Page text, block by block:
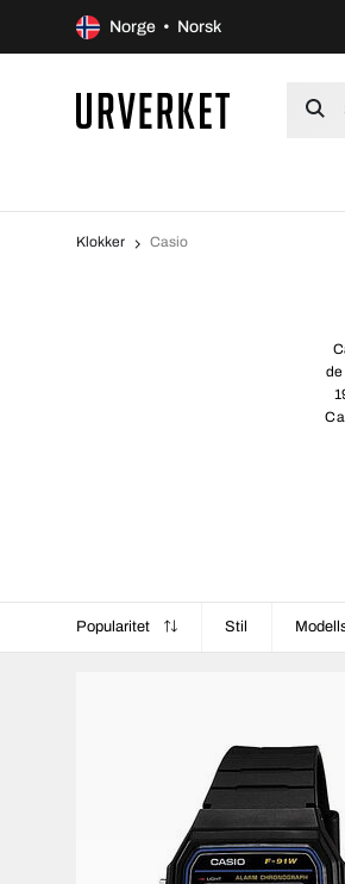
Norge • Norsk
Klokker Casio
Popularitet Stil